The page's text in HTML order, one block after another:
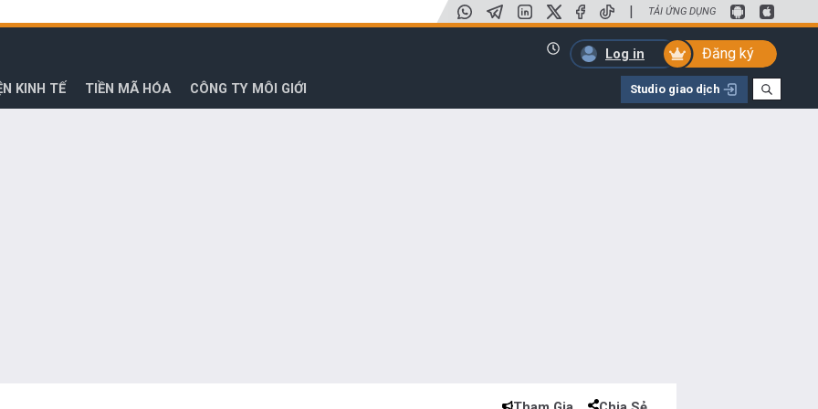
| TẢI ỨNG DỤNG
Log in
Đăng ký
KINH TẾ TIỀN MÃ HÓA CÔNG TY MÔI GIỚI Studio giao dịch